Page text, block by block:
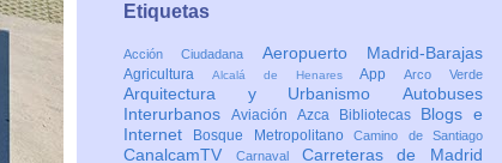
Etiquetas
Acción Ciudadana Aeropuerto Madrid-Barajas
Agricultura Alcalá de HenaresAppArco Verde
Arquitectura y Urbanismo Autobuses
Interurbanos Aviación Azca Bibliotecas Blogs e
Internet
Bosque MetropolitanoCamino de Santiago
CanalcamTV Carnaval Carreteras de Madrid